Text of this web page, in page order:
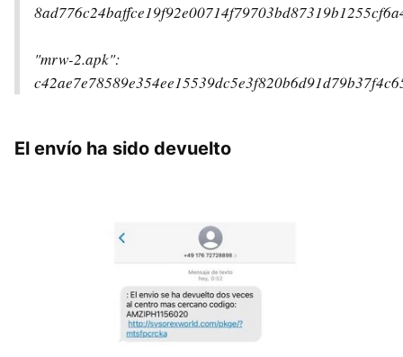
"mrw-2.apk":
El envío ha sido devuelto